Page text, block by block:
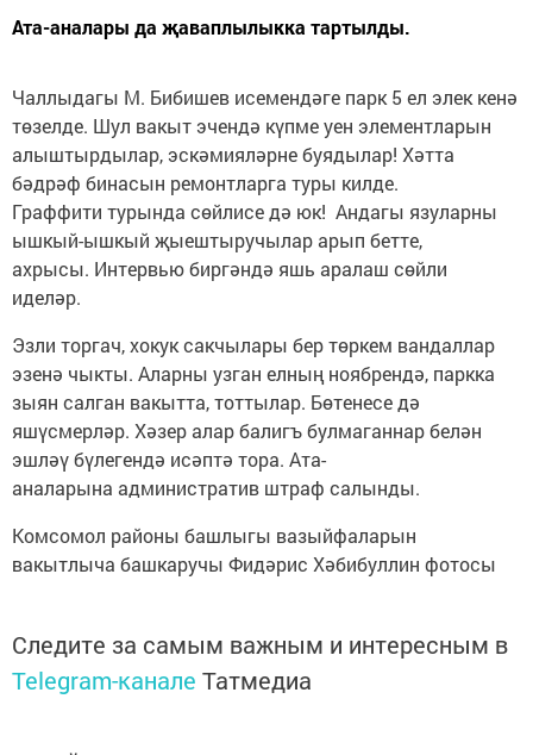
Ата-аналары да җаваплылыкка тартылды.
Чаллыдагы М. Бибишев исемендәге парк 5 ел элек кенә
төзелде. Шул вакыт эчендә күпме уен элементларын
алыштырдылар, эскәмияләрне буядылар! Хәтта
бәдрәф бинасын ремонтларга туры килде.
Граффити турында сөйлисе дә юк! Андагы язуларны
ышкый-ышкый җыештыручылар арып бетте,
ахрысы. Интервью биргәндә яшь аралаш сөйли
иделәр.
Эзли торгач, хокук сакчылары бер төркем вандаллар
эзенә чыкты. Аларны узган елның ноябрендә, паркка
зыян салган вакытта, тоттылар. Бөтенесе дә
яшүсмерләр. Хәзер алар балигъ булмаганнар белән
эшләү бүлегендә исәптә тора. Ата-
аналарына административ штраф салынды.
Комсомол районы башлыгы вазыйфаларын
вакытлыча башкаручы Фидәрис Хәбибуллин фотосы
Следите за самым важным и интересным в
Telegram-канале Татмедиа